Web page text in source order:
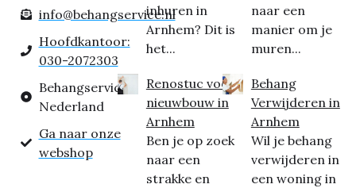
info@behangservice.nl
Hoofdkantoor:
030-2072303
Behangservice
Nederland
Ga naar onze
webshop
inhuren in
Arnhem? Dit is
het...
Renostuc voor
nieuwbouw in
Arnhem
Ben je op zoek
naar een
strakke en
naar een
manier om je
muren...
Behang
Verwijderen in
Arnhem
Wil je behang
verwijderen in
een woning in